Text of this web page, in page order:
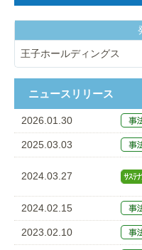
王子ホールディングス
ニュースリリース
2026.01.30
2025.03.03
2024.03.27
2024.02.15
2023.02.10